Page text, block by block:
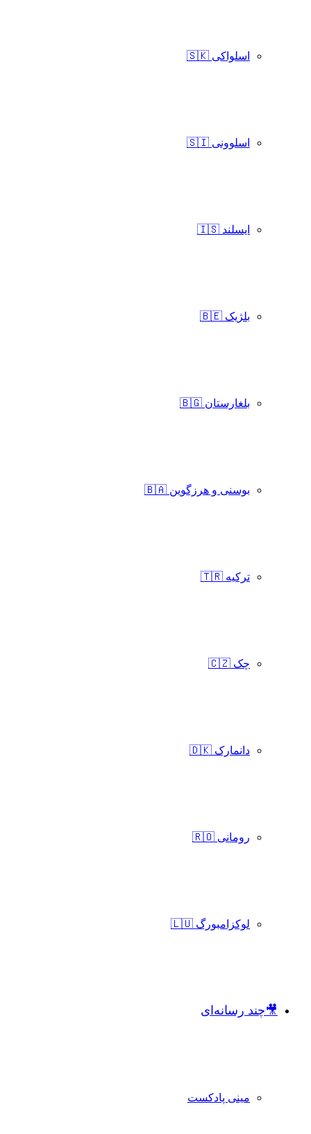
اسلواکی 🇸🇰
اسلوونی 🇸🇮
ایسلند 🇮🇸
بلژیک 🇧🇪
بلغارستان 🇧🇬
بوسنی و هرزگوین 🇧🇦
ترکیه 🇹🇷
چک 🇨🇿
دانمارک 🇩🇰
رومانی 🇷🇴
لوکزامبورگ 🇱🇺
🎥چند رسانه‌ای
مینی پادکست